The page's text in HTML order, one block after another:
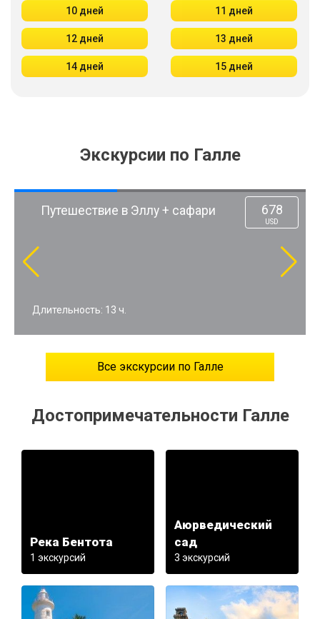
10 дней 11 дней
12 дней 13 дней
14 дней 15 дней
Экскурсии по Галле
Путешествие в Эллу + сафари
Длительность: 13 ч.
678
USD
Все экскурсии по Галле
Достопримечательности Галле
Река Бентота
1 экскурсий
Аюрведический
сад
3 экскурсий